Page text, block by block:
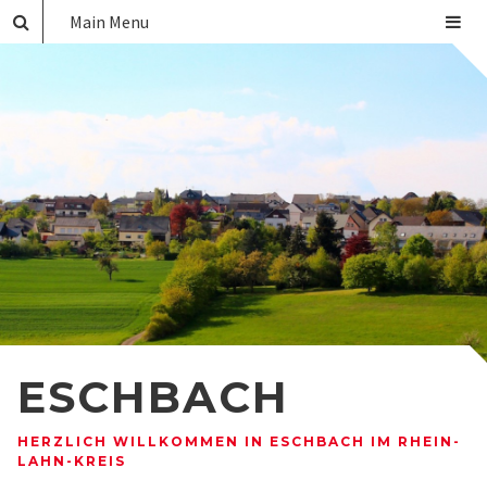
ESCHBACH
HERZLICH WILLKOMMEN IN ESCHBACH IM RHEIN-
LAHN-KREIS
Main Menu